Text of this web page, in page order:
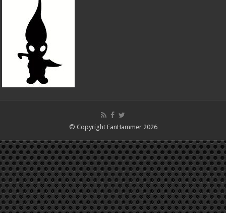
© Copyright FanHammer 2026